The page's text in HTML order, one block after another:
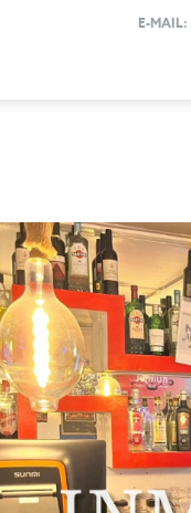
E-MAIL: